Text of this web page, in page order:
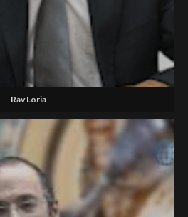
Rav Loria